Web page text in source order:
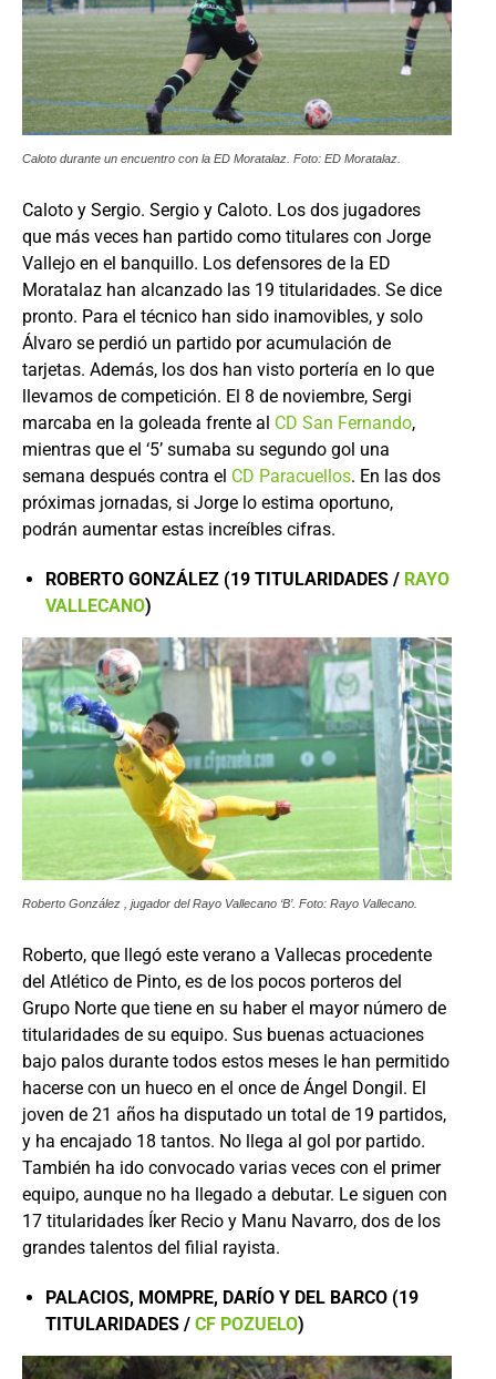
Caloto durante un encuentro con la ED Moratalaz. Foto: ED Moratalaz.
Caloto y Sergio. Sergio y Caloto. Los dos jugadores
que más veces han partido como titulares con Jorge
Vallejo en el banquillo. Los defensores de la ED
Moratalaz han alcanzado las 19 titularidades. Se dice
pronto. Para el técnico han sido inamovibles, y solo
Álvaro se perdió un partido por acumulación de
tarjetas. Además, los dos han visto portería en lo que
llevamos de competición. El 8 de noviembre, Sergi
marcaba en la goleada frente al CD San Fernando,
mientras que el ‘5’ sumaba su segundo gol una
semana después contra el CD Paracuellos. En las dos
próximas jornadas, si Jorge lo estima oportuno,
podrán aumentar estas increíbles cifras.
ROBERTO GONZÁLEZ (19 TITULARIDADES / RAYO
VALLECANO)
Roberto González , jugador del Rayo Vallecano ‘B’. Foto: Rayo Vallecano.
Roberto, que llegó este verano a Vallecas procedente
del Atlético de Pinto, es de los pocos porteros del
Grupo Norte que tiene en su haber el mayor número de
titularidades de su equipo. Sus buenas actuaciones
bajo palos durante todos estos meses le han permitido
hacerse con un hueco en el once de Ángel Dongil. El
joven de 21 años ha disputado un total de 19 partidos,
y ha encajado 18 tantos. No llega al gol por partido.
También ha ido convocado varias veces con el primer
equipo, aunque no ha llegado a debutar. Le siguen con
17 titularidades Íker Recio y Manu Navarro, dos de los
grandes talentos del filial rayista.
PALACIOS, MOMPRE, DARÍO Y DEL BARCO (19
TITULARIDADES / CF POZUELO)